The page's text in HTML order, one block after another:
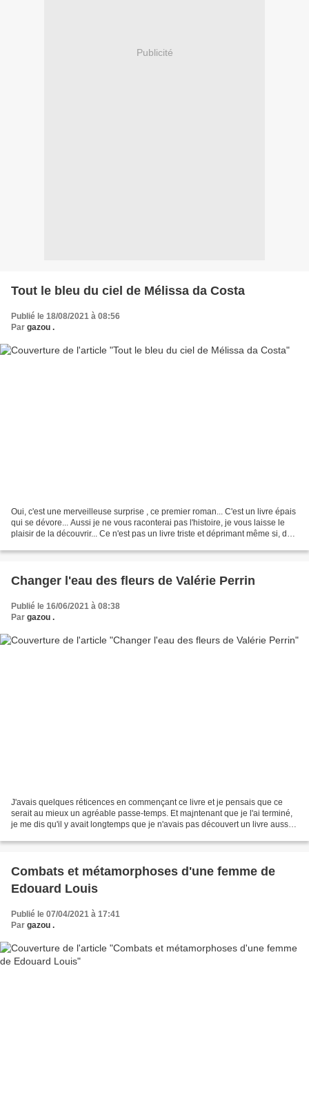
Publicité
Tout le bleu du ciel de Mélissa da Costa
Publié le 18/08/2021 à 08:56
Par gazou .
Oui, c'est une merveilleuse surprise , ce premier roman... C'est un livre épais
qui se dévore... Aussi je ne vous raconterai pas l'histoire, je vous laisse le
plaisir de la découvrir... Ce n'est pas un livre triste et déprimant même si, dès
Changer l'eau des fleurs de Valérie Perrin
Publié le 16/06/2021 à 08:38
Par gazou .
J'avais quelques réticences en commençant ce livre et je pensais que ce
serait au mieux un agréable passe-temps. Et majntenant que je l'ai terminé,
je me dis qu'il y avait longtemps que je n'avais pas découvert un livre aussi
Combats et métamorphoses d'une femme de
Edouard Louis
Publié le 07/04/2021 à 17:41
Par gazou .